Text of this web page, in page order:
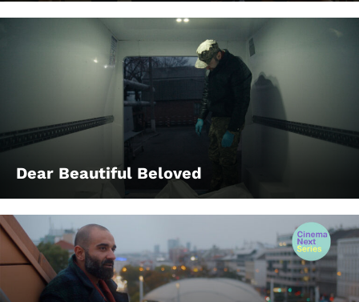
Dear Beautiful Beloved